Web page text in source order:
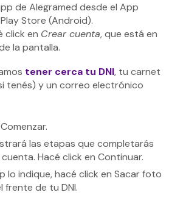
de Alegramed desde el App
Store (Android).
click en Crear cuenta, que está en
la pantalla.
tener cerca tu DNI, tu carnet
tenés) y un correo electrónico
las etapas que completarás
Hacé click en Continuar.
lo indique, hacé click en Sacar foto
frente de tu DNI.